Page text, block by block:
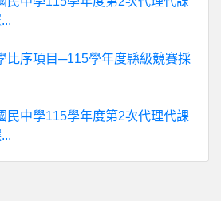
比序項目─115學年度縣級競賽採
民中學115學年度第2次代理代課